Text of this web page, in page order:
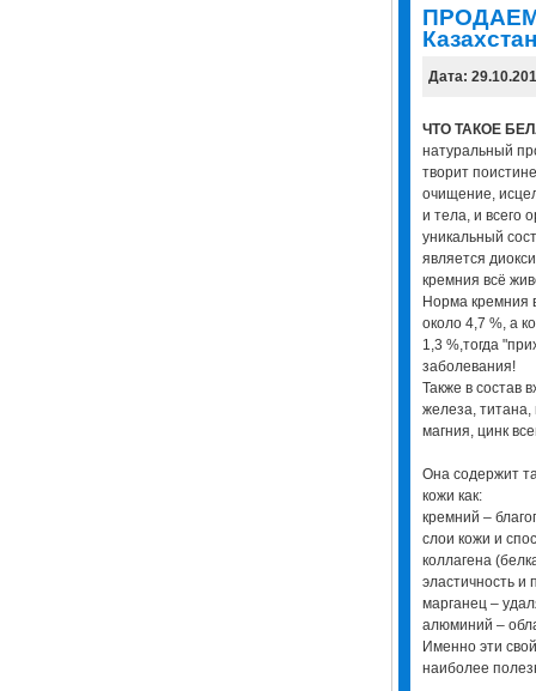
Дата:
ЧТО ТАКОЕ
натуральный
творит
очищение,
и тела, и всего
уникальный
является
кремния всё
Норма кремния
около 4,7 %, а
1,3 %,тогда
заболевания!
Также в состав
железа, титана,
магния, цинк
Она содержит
кожи как:
кремний –
слои кожи и
коллагена
эластичность и
марганец –
алюминий –
Именно эти
наиболее